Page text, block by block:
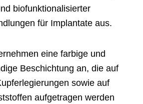
biofunktionalisierter
für Implantate aus.
eine farbige und
Beschichtung an, die auf
sowie auf
aufgetragen werden